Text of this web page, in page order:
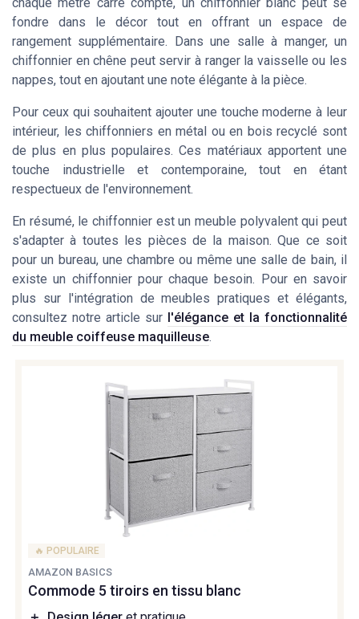
fondre dans le décor tout en offrant un espace de
rangement supplémentaire. Dans une salle à manger, un
chiffonnier en chêne peut servir à ranger la vaisselle ou les
nappes, tout en ajoutant une note élégante à la pièce.
Pour ceux qui souhaitent ajouter une touche moderne à leur
intérieur, les chiffonniers en métal ou en bois recyclé sont
de plus en plus populaires. Ces matériaux apportent une
touche industrielle et contemporaine, tout en étant
respectueux de l'environnement.
En résumé, le chiffonnier est un meuble polyvalent qui peut
s'adapter à toutes les pièces de la maison. Que ce soit
pour un bureau, une chambre ou même une salle de bain, il
existe un chiffonnier pour chaque besoin. Pour en savoir
plus sur l'intégration de meubles pratiques et élégants,
consultez notre article sur l'élégance et la fonctionnalité
du meuble coiffeuse maquilleuse.
🔥 POPULAIRE
AMAZON BASICS
Commode 5 tiroirs en tissu blanc